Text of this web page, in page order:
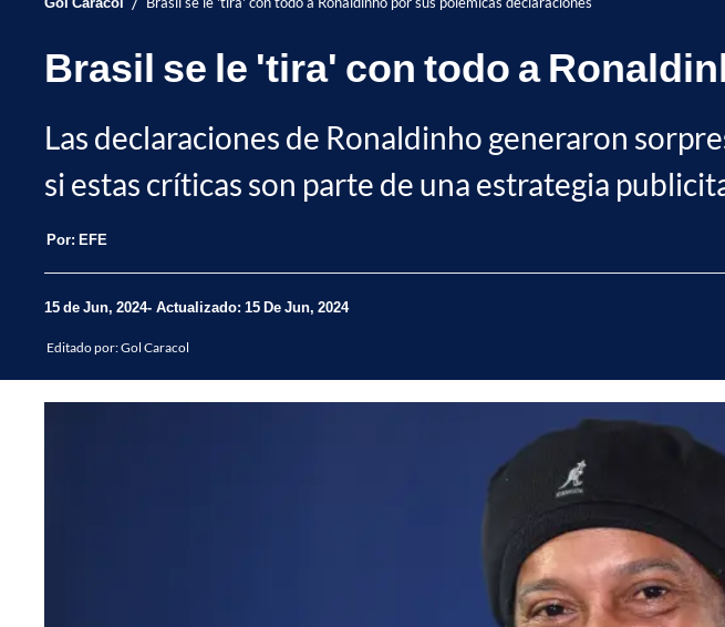
Brasil se le 'tira' con todo a
Las declaraciones de Ronaldinho generaron
si estas críticas son parte de una estrategia
Por: EFE
15 de Jun, 2024 Actualizado: 15 De Jun, 2024
Editado por:Gol Caracol